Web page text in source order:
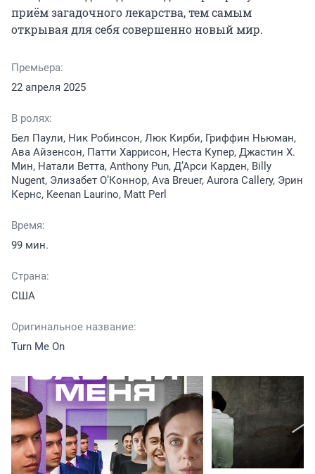
приём загадочного лекарства, тем самым
открывая для себя совершенно новый мир.
Премьера:
22 апреля 2025
В ролях:
Бел Паули, Ник Робинсон, Люк Кирби, Гриффин Ньюман,
Ава Айзенсон, Патти Харрисон, Неста Купер, Джастин Х.
Мин, Натали Ветта, Anthony Pun, Д’Арси Карден, Billy
Nugent, Элизабет О’Коннор, Ava Breuer, Aurora Callery, Эрин
Кернс, Keenan Laurino, Matt Perl
Время:
99 мин.
Страна:
США
Оригинальное название:
Turn Me On